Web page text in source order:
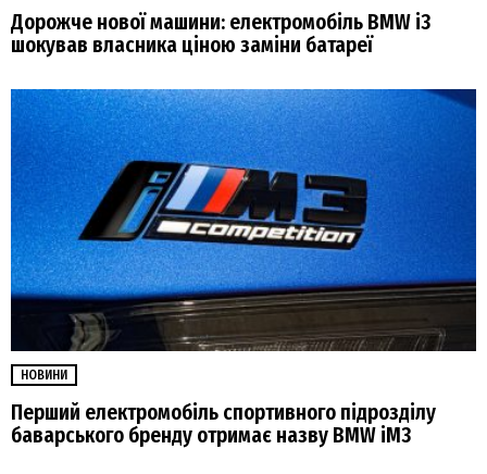
Дорожче нової машини: електромобіль BMW i3
шокував власника ціною заміни батареї
НОВИНИ
Перший електромобіль спортивного підрозділу
баварського бренду отримає назву BMW iM3